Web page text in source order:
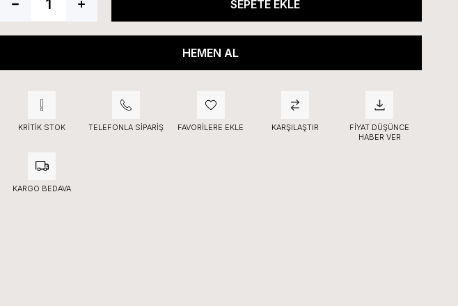
KRITIK STOK TELEFONLA SIPARIŞ FAVORILERE EKLE KARŞILAŞTIR
FIYAT DÜŞÜNCE
HABER VER
KARGO BEDAVA